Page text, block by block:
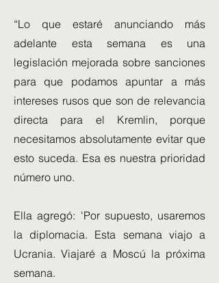
“Lo que estaré anunciando más
adelante esta semana es una
legislación mejorada sobre sanciones
para que podamos apuntar a más
intereses rusos que son de relevancia
directa para el Kremlin, porque
necesitamos absolutamente evitar que
esto suceda. Esa es nuestra prioridad
número uno.
Ella agregó: 'Por supuesto, usaremos
la diplomacia. Esta semana viajo a
Ucrania. Viajaré a Moscú la próxima
semana.